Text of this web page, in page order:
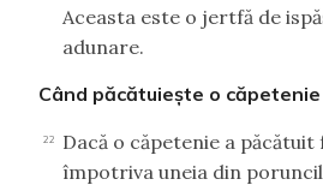
Aceasta este o jertfă de
adunare.
Când păcătuieşte o căpetenie
22 Dacă o căpetenie a păcătuit
împotriva uneia din